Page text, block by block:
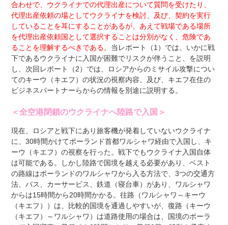
合わせで、ウクライナでの代理出産について質問を受けたり、
代理出産依頼の場としてウクライナを検討、及び、契約を実行
していることを耳にすることがあるが、あえて戦場である場所
を代理出産依頼国として選択することは分別がなく、危険であ
ることを理解するべきである。 当レポート（1）では、いかに戦
下であるウクライナに入国が困難でリスクが伴うこと、を説明
し、次回レポート（2）では、ロシアからのミサイル攻撃につい
てのキーウ（キエフ）の状況の視察内容、及び、キエフ在住の
ビジネスパートナーらからの情報を別途に説明する。
＜全空港閉鎖のウクライナへ陸路で入国＞
現在、ロシアと戦下にあり旅客機が発着していないウクライナ
に、30時間かけてポーランド首都ワルシャワ経由で入国し、キ
ーウ（キエフ）の視察を行った。戦下でもウクライナ入国自体
は可能である。しかし陸路で国境を越える必要があり、ベスト
の路線はポーランドのワルシャワから入る方法で、3つの交通方
法、バス、カーサービス、鉄道（寝台車）があり、ワルシャワ
からは15時間から20時間かかる。往路（ワルシャワ～キーウ
（キエフ））は、比較的国境を通過しやすいが、復路（キーウ
（キエフ）～ワルシャワ）は道路使用の場合は、国境のポーラ